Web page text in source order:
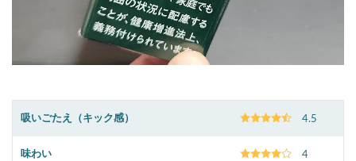
吸いごたえ（キック感） 4.5
味わい 4